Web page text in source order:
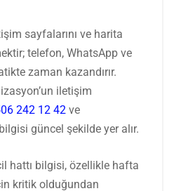
sayfalarını ve harita
telefon, WhatsApp ve
zaman kazandırır.
iletişim
242 12 42 ve
güncel şekilde yer alır.
hattı bilgisi, özellikle hafta
kritik olduğundan